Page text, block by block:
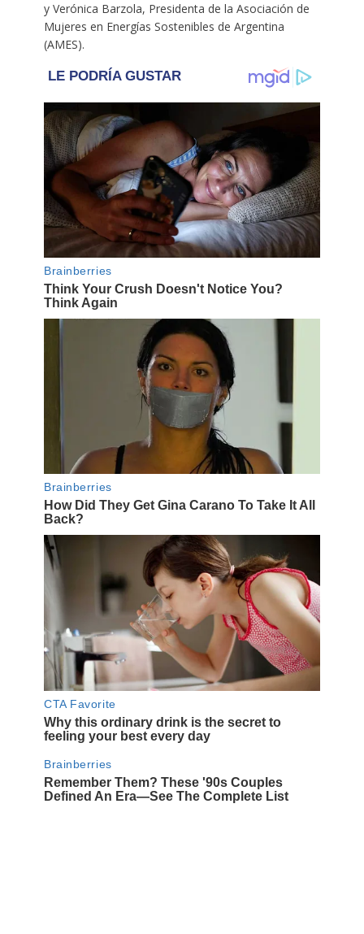
y Verónica Barzola, Presidenta de la Asociación de
Mujeres en Energías Sostenibles de Argentina
(AMES).